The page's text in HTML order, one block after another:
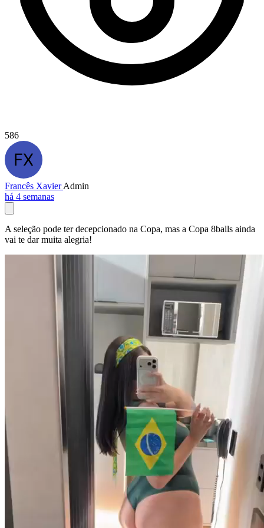
586
Francês XavierAdmin
há 4 semanas
A seleção pode ter decepcionado na Copa, mas a Copa 8balls ainda
vai te dar muita alegria!